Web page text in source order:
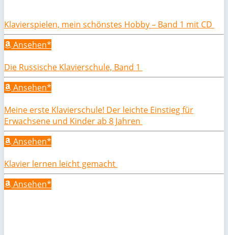
Klavierspielen, mein schönstes Hobby – Band 1 mit CD
Ansehen*
Die Russische Klavierschule, Band 1
Ansehen*
Meine erste Klavierschule! Der leichte Einstieg für
Erwachsene und Kinder ab 8 Jahren
Ansehen*
Klavier lernen leicht gemacht
Ansehen*